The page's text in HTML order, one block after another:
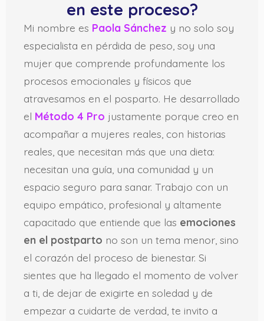
en este proceso?
Mi nombre es Paola Sánchez y no solo soy
especialista en pérdida de peso, soy una
mujer que comprende profundamente los
procesos emocionales y físicos que
atravesamos en el posparto. He desarrollado
el Método 4 Pro justamente porque creo en
acompañar a mujeres reales, con historias
reales, que necesitan más que una dieta:
necesitan una guía, una comunidad y un
espacio seguro para sanar. Trabajo con un
equipo empático, profesional y altamente
capacitado que entiende que las emociones
en el postparto no son un tema menor, sino
el corazón del proceso de bienestar. Si
sientes que ha llegado el momento de volver
a ti, de dejar de exigirte en soledad y de
empezar a cuidarte de verdad, te invito a